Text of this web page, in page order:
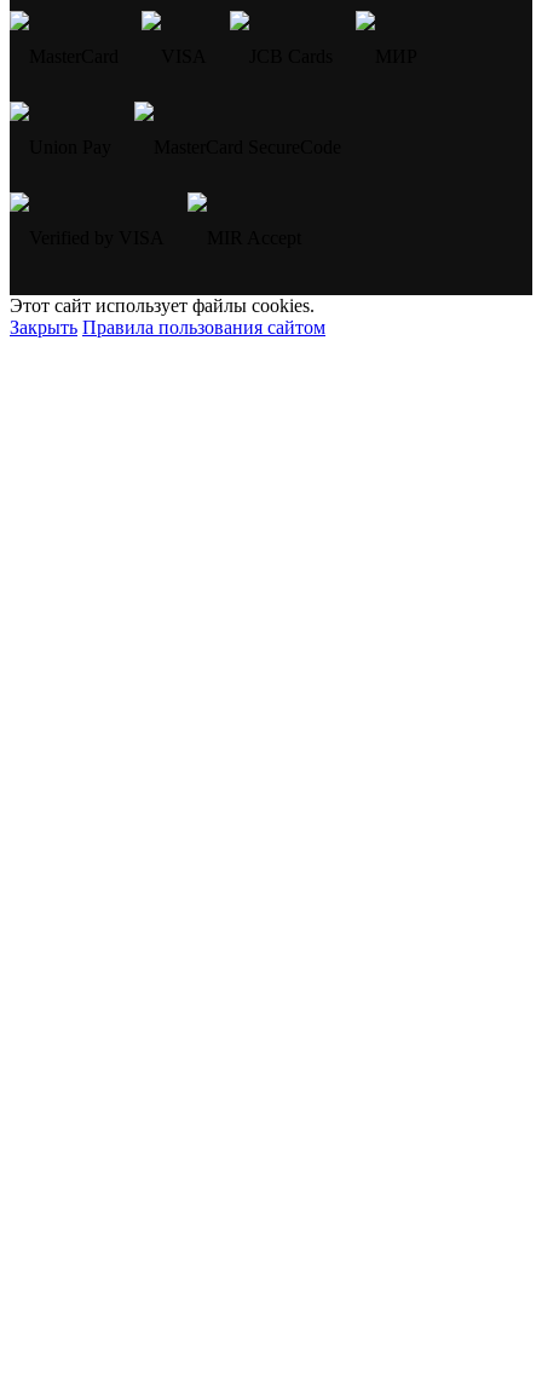
Этот сайт использует файлы cookies.
Закрыть Правила пользования сайтом